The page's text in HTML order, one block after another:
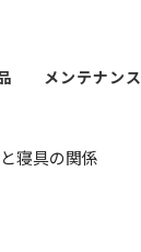
メンテナンス
寝具の関係